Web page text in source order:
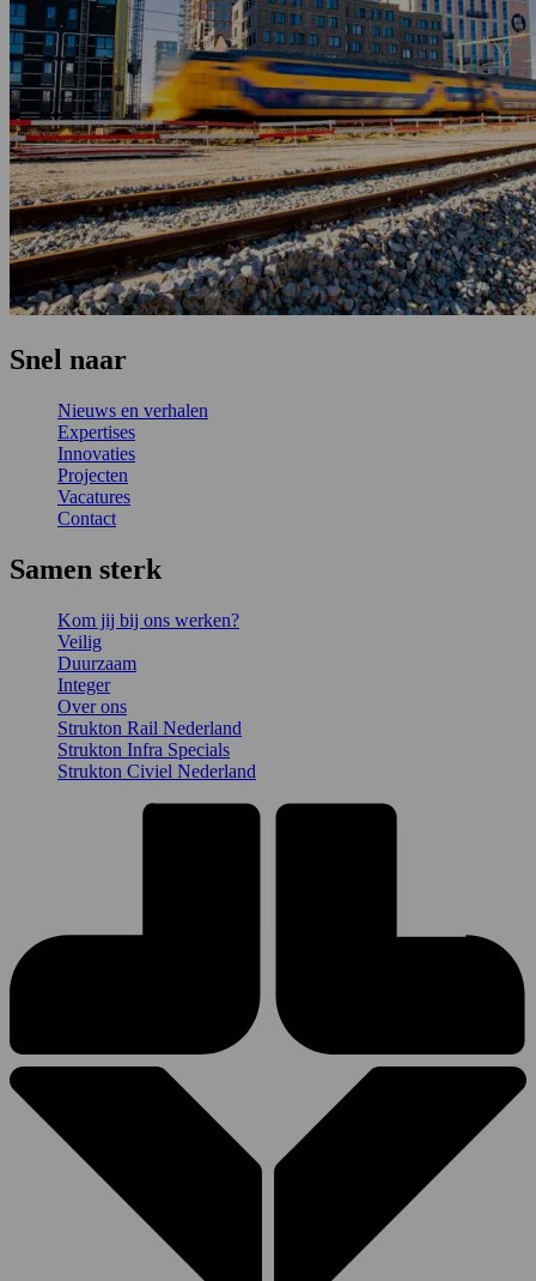
Snel naar
Nieuws en verhalen
Expertises
Innovaties
Projecten
Vacatures
Contact
Samen sterk
Kom jij bij ons werken?
Veilig
Duurzaam
Integer
Over ons
Strukton Rail Nederland
Strukton Infra Specials
Strukton Civiel Nederland